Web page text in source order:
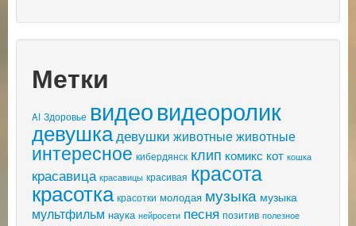
Метки
AI Здоровье видеовидеоролик
девушка девушки животныеживотные
интересное кибердянск клип комикс кот кошка
красавица красавицы красивая красота
красотка красотки молодая музыка музыка
мультфильм наука нейросети песня позитив полезное